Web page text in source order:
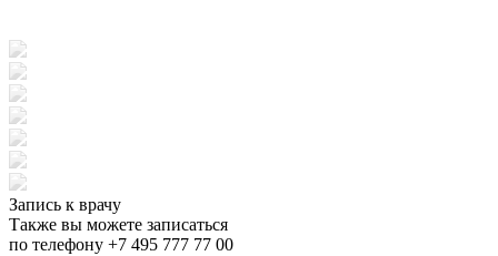
Запись к врачу
Также вы можете записаться
по телефону +7 495 777 77 00